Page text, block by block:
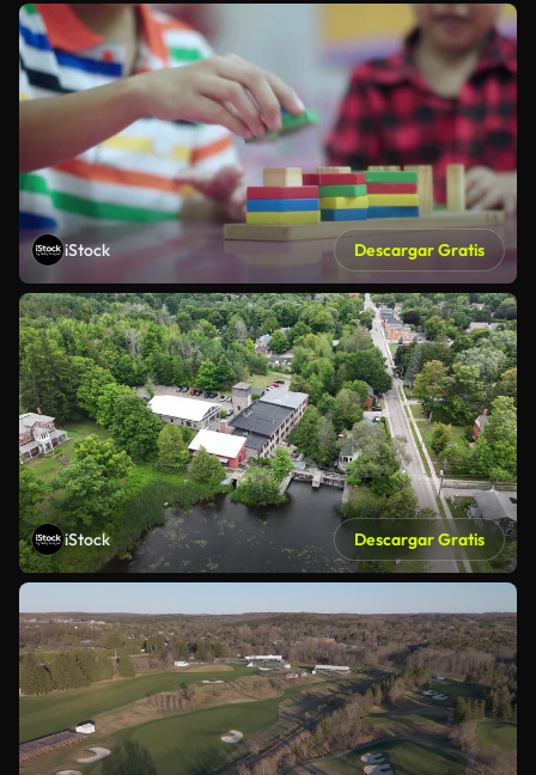
iStock Descargar Gratis
iStock Descargar Gratis